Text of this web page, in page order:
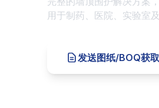
用于制药、医院、实验室
发送图纸/BOQ获